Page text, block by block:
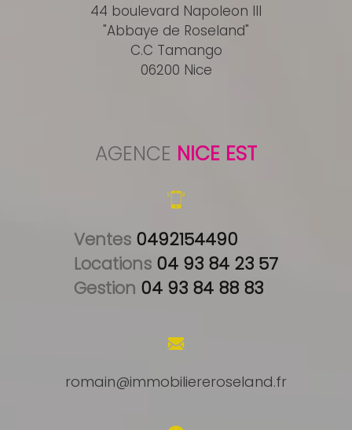
44 boulevard Napoleon III
"Abbaye de Roseland"
C.C Tamango
06200 Nice
AGENCE NICE EST
Ventes 0492154490
Locations 04 93 84 23 57
Gestion 04 93 84 88 83
romain@immobiliereroseland.fr